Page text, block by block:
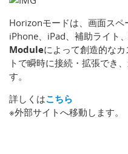
Horizonモードは、画面スペ
iPhone、iPad、補助ライト
Moduleによって創造的な
トで瞬時に接続・拡張でき
す。
詳しくはこちら
※外部サイトへ移動します。